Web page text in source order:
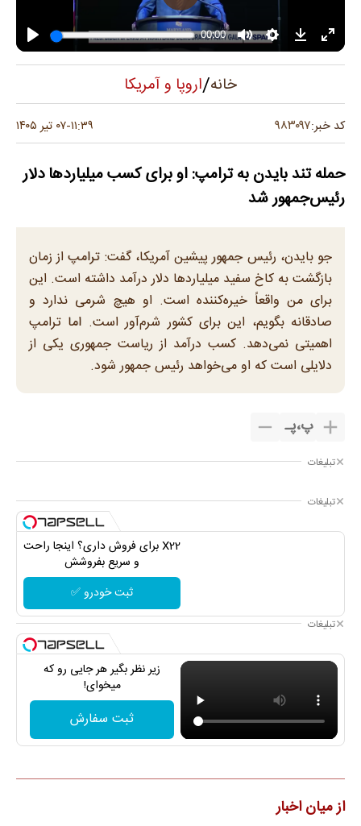
خانه/اروپا و آمریکا
کد خبر:۹۸۳۰۹۷ ۱۱:۳۹-۰۷ تیر ۱۴۰۵
حمله تند بایدن به ترامپ: او برای کسب میلیاردها دلار
رئیس‌جمهور شد
جو بایدن، رئیس جمهور پیشین آمریکا، گفت: ترامپ از زمان
بازگشت به کاخ سفید میلیاردها دلار درآمد داشته است. این
برای من واقعاً خیره‌کننده است. او هیچ شرمی ندارد و
صادقانه بگویم، این برای کشور شرم‌آور است. اما ترامپ
اهمیتی نمی‌دهد. کسب درآمد از ریاست جمهوری یکی از
دلایلی است که او می‌خواهد رئیس جمهور شود.
پ،پـ
تبلیغات
تبلیغات
X22 برای فروش داری؟ اینجا راحت
و سریع بفروشش
ثبت خودرو ✅
تبلیغات
زیر نظر بگیر هر جایی رو که
میخوای!
ثبت سفارش
از میان اخبار